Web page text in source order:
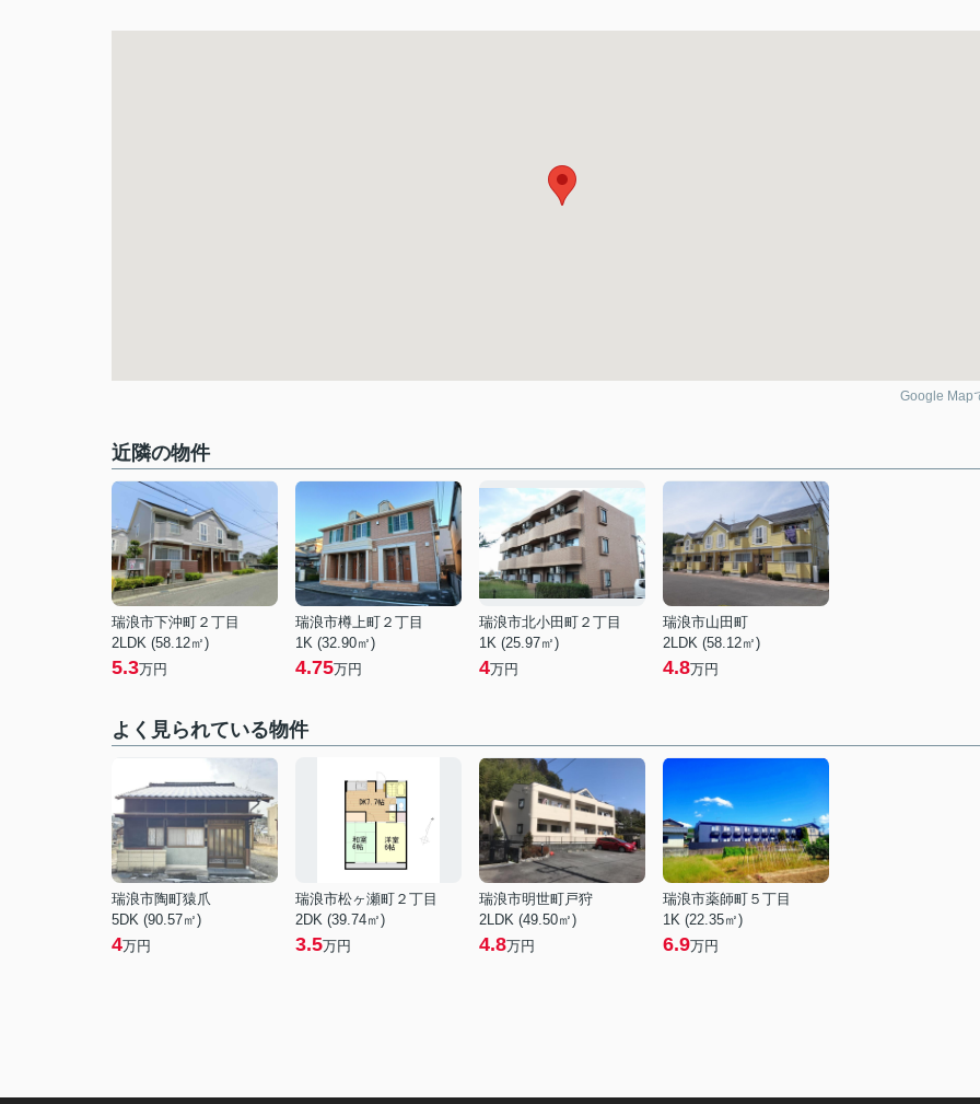
Google Map
近隣の物件
瑞浪市下沖町２丁目
2LDK (58.12㎡)
5.3万円
瑞浪市樽上町２丁目
1K (32.90㎡)
4.75万円
瑞浪市北小田町２丁目
1K (25.97㎡)
4万円
瑞浪市山田町
2LDK (58.12㎡)
4.8万円
よく見られている物件
瑞浪市陶町猿爪
5DK (90.57㎡)
4万円
瑞浪市松ヶ瀬町２丁目
2DK (39.74㎡)
3.5万円
瑞浪市明世町戸狩
2LDK (49.50㎡)
4.8万円
瑞浪市薬師町５丁目
1K (22.35㎡)
6.9万円